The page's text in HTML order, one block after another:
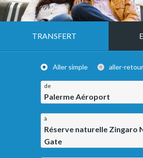
TRANSFERT
Aller simple aller-retour
de
Palerme Aéroport
à
Réserve naturelle Zingaro
Gate